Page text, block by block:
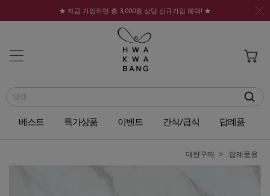
★ 지금 가입하면 총 3,000원 상당 신규가입 혜택! ★
베스트 특가상품 이벤트 간식/급식 답례품
대량구매 답례품용